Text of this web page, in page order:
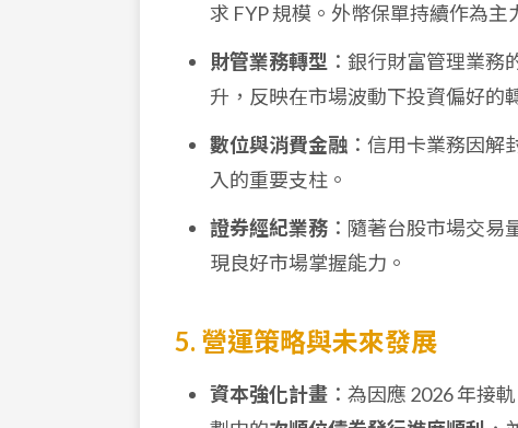
求 FYP 規模。外幣保單持續作為主
財管業務轉型 ：銀行財富管理業
升，反映在市場波動下投資偏好的
數位與消費金融 ：信用卡業務因
入的重要支柱。
證券經紀業務 ：隨著台股市場交
現良好市場掌握能力。
5. 營運策略與未來發展
資本強化計畫 ：為因應 2026 年接